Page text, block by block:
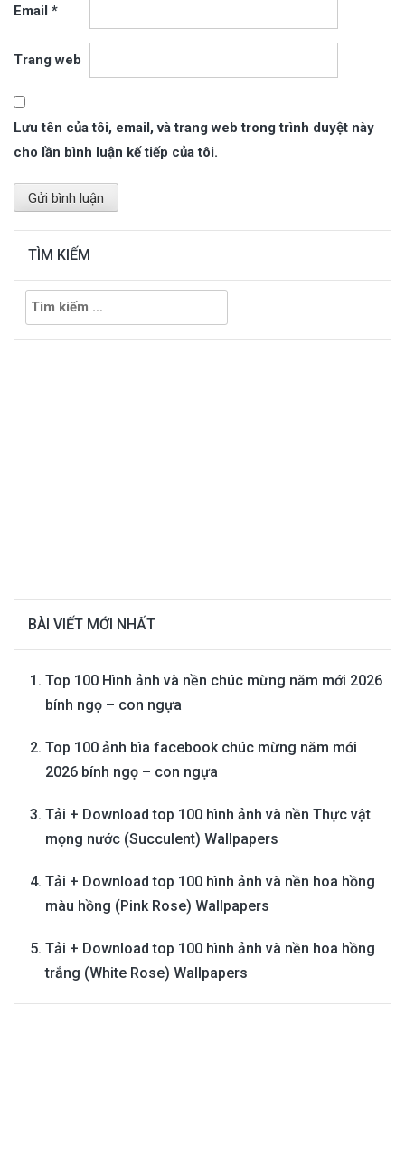
Email *
Trang web
Lưu tên của tôi, email, và trang web trong trình duyệt này
cho lần bình luận kế tiếp của tôi.
TÌM KIẾM
Tìm
kiếm
cho:
BÀI VIẾT MỚI NHẤT
Top 100 Hình ảnh và nền chúc mừng năm mới 2026
bính ngọ – con ngựa
Top 100 ảnh bìa facebook chúc mừng năm mới
2026 bính ngọ – con ngựa
Tải + Download top 100 hình ảnh và nền Thực vật
mọng nước (Succulent) Wallpapers
Tải + Download top 100 hình ảnh và nền hoa hồng
màu hồng (Pink Rose) Wallpapers
Tải + Download top 100 hình ảnh và nền hoa hồng
trắng (White Rose) Wallpapers